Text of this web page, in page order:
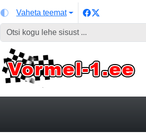
Vaheta teemat